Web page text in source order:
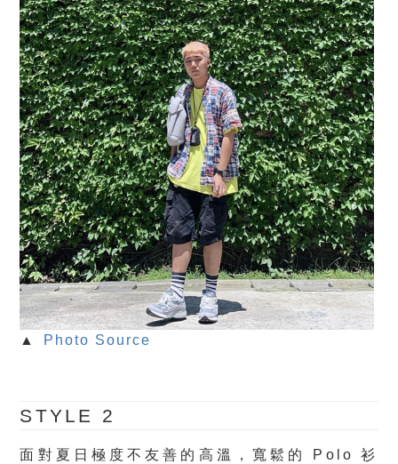
▲ Photo Source
STYLE 2
面對夏日極度不友善的高溫，寬鬆的 Polo 衫